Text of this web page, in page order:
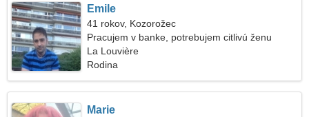
Emile
41 rokov, Kozorožec
Pracujem v banke, potrebujem citlivú ženu
La Louvière
Rodina
Marie